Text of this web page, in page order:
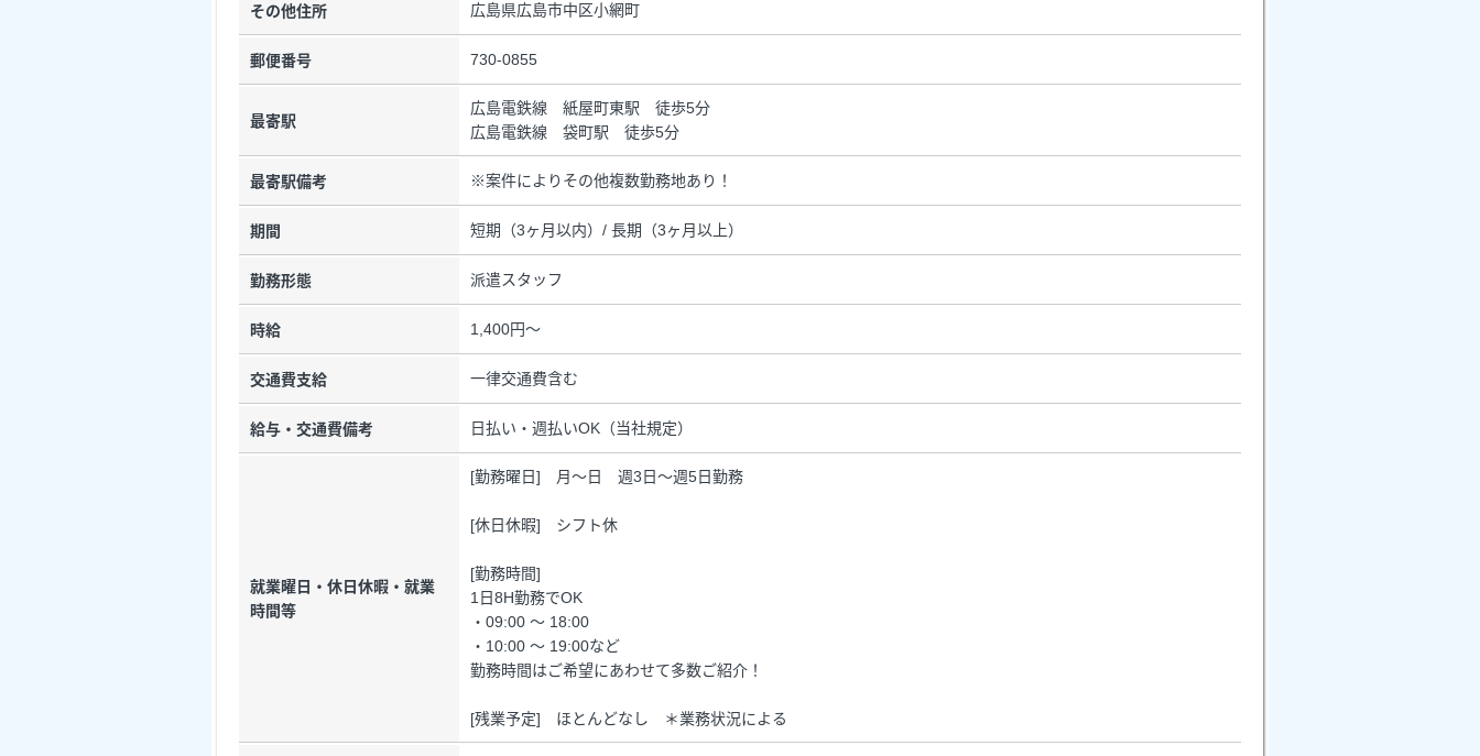
その他住所 広島県広島市中区小網町
郵便番号 730-0855
最寄駅
広島電鉄線 紙屋町東駅 徒歩5分
広島電鉄線 袋町駅 徒歩5分
最寄駅備考 ※案件によりその他複数勤務地あり！
期間 短期（3ヶ月以内）/ 長期（3ヶ月以上）
勤務形態 派遣スタッフ
時給 1,400円～
交通費支給 一律交通費含む
給与・交通費備考 日払い・週払いOK（当社規定）
就業曜日・休日休暇・就業
時間等
[勤務曜日] 月～日 週3日～週5日勤務
[休日休暇] シフト休
[勤務時間]
1日8H勤務でOK
・09:00 ～ 18:00
・10:00 ～ 19:00など
勤務時間はご希望にあわせて多数ご紹介！
[残業予定] ほとんどなし ＊業務状況による